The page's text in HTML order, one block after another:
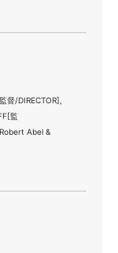
督/DIRECTOR],
監
Abel &